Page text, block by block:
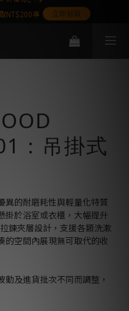
：吊掛式
異的耐磨耗性與輕量化特質
於浴室或衣櫃，大幅提升
鍊夾層設計，支援各類洗漱
的空間內展現無可取代的收
及進貨批次不同而調整，
NT$200專
立即領取
,敬請見諒